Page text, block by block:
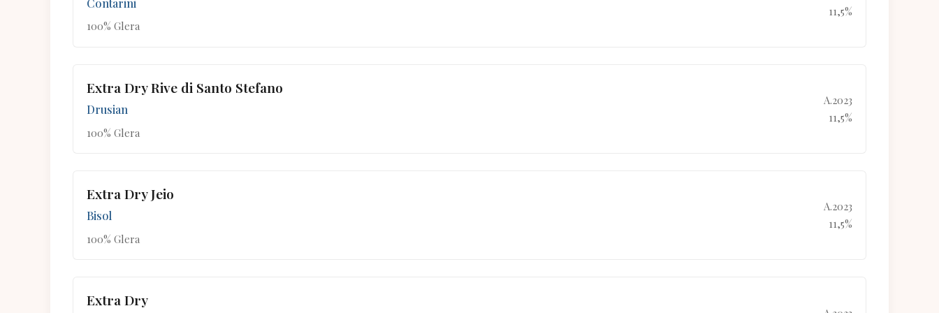
100% Glera
11,5%
Extra Dry Rive di Santo Stefano
Drusian
100% Glera
A.2023
11,5%
Extra Dry Jeio
Bisol
100% Glera
A.2023
11,5%
Extra Dry